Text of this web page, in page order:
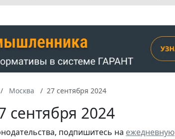
Москва 27 сентября 2024
сентября 2024
подпишитесь на ежедневную